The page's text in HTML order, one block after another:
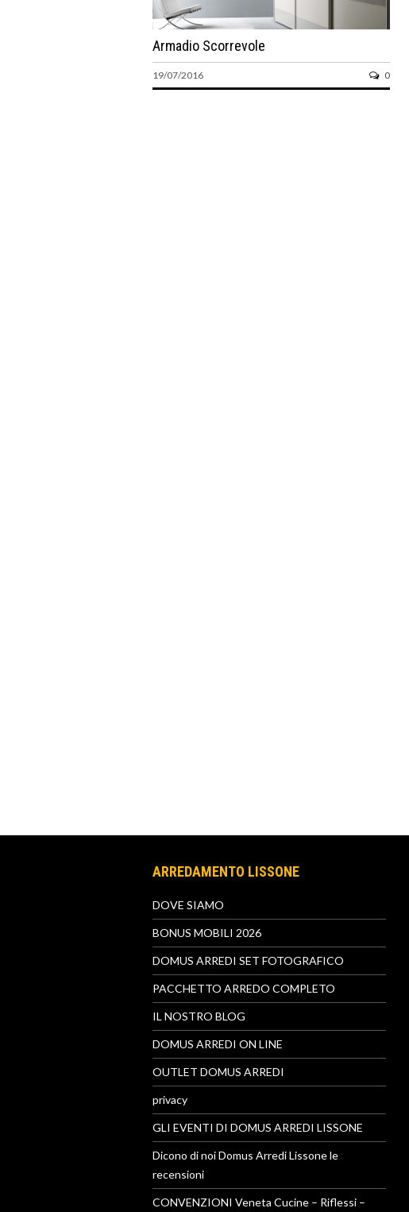
Armadio Scorrevole
19/07/2016 0
ARREDAMENTO LISSONE
DOVE SIAMO
BONUS MOBILI 2026
DOMUS ARREDI SET FOTOGRAFICO
PACCHETTO ARREDO COMPLETO
IL NOSTRO BLOG
DOMUS ARREDI ON LINE
OUTLET DOMUS ARREDI
privacy
GLI EVENTI DI DOMUS ARREDI LISSONE
Dicono di noi Domus Arredi Lissone le
recensioni
CONVENZIONI Veneta Cucine – Riflessi –